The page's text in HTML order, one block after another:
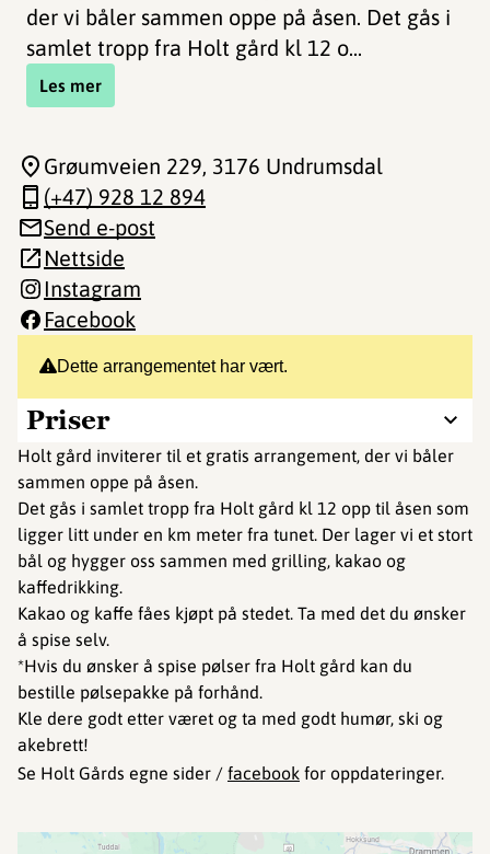
der vi båler sammen oppe på åsen. Det gås i
samlet tropp fra Holt gård kl 12 o...
Les mer
Dette arrangementet har vært.
Priser
Holt gård inviterer til et gratis arrangement, der vi båler
sammen oppe på åsen.
Det gås i samlet tropp fra Holt gård kl 12 opp til åsen som
ligger litt under en km meter fra tunet. Der lager vi et stort
bål og hygger oss sammen med grilling, kakao og
kaffedrikking.
Kakao og kaffe fåes kjøpt på stedet. Ta med det du ønsker
å spise selv.
*Hvis du ønsker å spise pølser fra Holt gård kan du
bestille pølsepakke på forhånd.
Kle dere godt etter været og ta med godt humør, ski og
akebrett!
Se Holt Gårds egne sider / facebook for oppdateringer.
Grøumveien 229, 3176 Undrumsdal
(+47) 928 12 894
Send e-post
Nettside
Instagram
Facebook